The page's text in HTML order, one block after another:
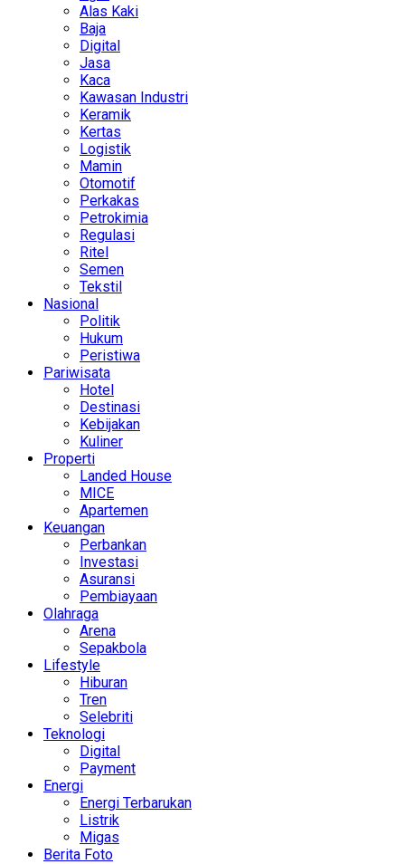
Alas Kaki
Baja
Digital
Jasa
Kaca
Kawasan Industri
Keramik
Kertas
Logistik
Mamin
Otomotif
Perkakas
Petrokimia
Regulasi
Ritel
Semen
Tekstil
Nasional
Politik
Hukum
Peristiwa
Pariwisata
Hotel
Destinasi
Kebijakan
Kuliner
Properti
Landed House
MICE
Apartemen
Keuangan
Perbankan
Investasi
Asuransi
Pembiayaan
Olahraga
Arena
Sepakbola
Lifestyle
Hiburan
Tren
Selebriti
Teknologi
Digital
Payment
Energi
Energi Terbarukan
Listrik
Migas
Berita Foto